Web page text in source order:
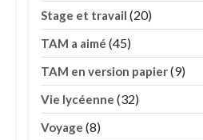
Stage et travail (20)
TAM a aimé (45)
TAM en version papier(9)
Vie lycéenne (32)
Voyage (8)